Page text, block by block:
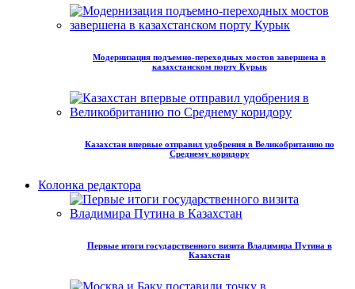
Модернизация подъемно-переходных мостов завершена в
казахстанском порту Курык
Казахстан впервые отправил удобрения в Великобританию по
Среднему коридору
Колонка редактора
Первые итоги государственного визита Владимира Путина в
Казахстан